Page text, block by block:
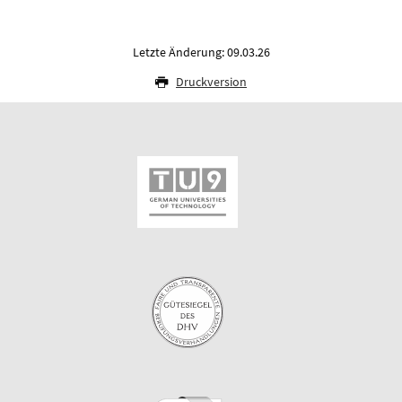
Letzte Änderung: 09.03.26
Druckversion